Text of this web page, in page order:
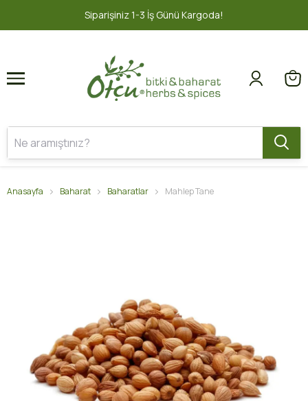
İş Günü Kargoda! 1 2
Anasayfa Baharat Baharatlar Mahlep Tane